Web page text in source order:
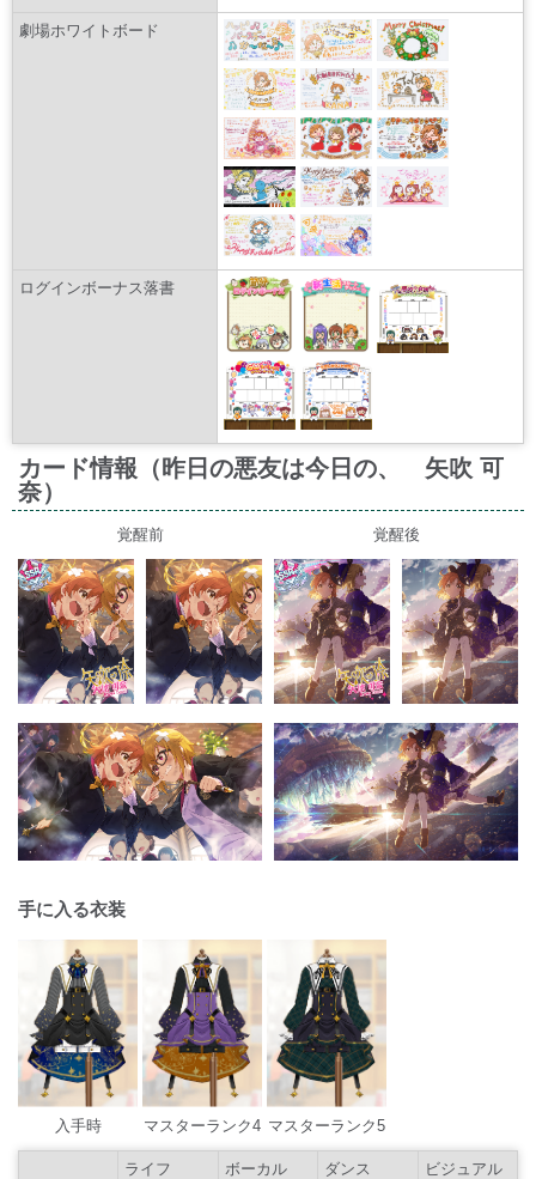
劇場ホワイトボード
ログインボーナス落書
カード情報（昨日の悪友は今日の、 矢吹 可
奈）
覚醒前 覚醒後
手に入る衣装
入手時 マスターランク4 マスターランク5
ライフ ボーカル ダンス ビジュアル